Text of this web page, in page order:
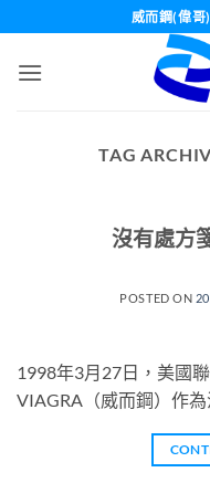
to
content
威而鋼(偉
TAG
沒有處方
POSTED ON
1998年3月27日，美國
VIAGRA（威而鋼）作